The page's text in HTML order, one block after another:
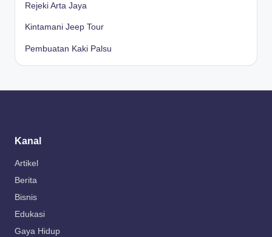
Rejeki Arta Jaya
Kintamani Jeep Tour
Pembuatan Kaki Palsu
Kanal
Artikel
Berita
Bisnis
Edukasi
Gaya Hidup